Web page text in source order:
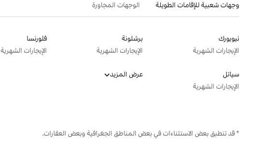
وجهات شعبية للإقامات الطويلة الوجهات المجاورة
نيويورك
الإيجارات الشهرية
برشلونة
الإيجارات الشهرية
فلورنسا
الإيجارات الشهرية
سياتل
الإيجارات الشهرية
عرض المزيد
* قد تنطبق بعض الاستثناءات في بعض المناطق الجغرافية وبعض العقارات.